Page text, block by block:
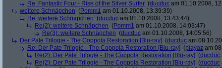
Re: Fantastic Four - Rise of the Silver Surfer (ducduc am 01.10.2008,
weitere Schnäpchen (Pomm1 am 01.10.2008, 13:39:39)
Re: weitere Schnäpchen (ducduc am 01.10.2008, 13:43:44)
Re(2): weitere Schnäpchen (Pomm1 am 01.10.2008, 14:03:47)
Re(3): weitere Schnäpchen (ducduc am 01.10.2008, 14:05:56)
Der Pate Trilogie - The Coppola Restoration [Blu-ray] (ducduc am
Re: Der Pate Trilogie - The Coppola Restoration [Blu-ray] (playaz am
Re(2): Der Pate Trilogie - The Coppola Restoration [Blu-ray] (ducduc
Re(2): Der Pate Trilogie - The Coppola Restoration [Blu-ray] (ducduc